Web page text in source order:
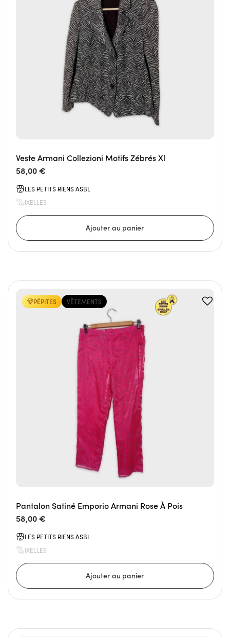
Veste Armani Collezioni Motifs Zébrés Xl
58,00 €
LES PETITS RIENS ASBL
IXELLES
VÊTEMENTS
PÉPITES
Pantalon Satiné Emporio Armani Rose À Pois
58,00 €
LES PETITS RIENS ASBL
IXELLES